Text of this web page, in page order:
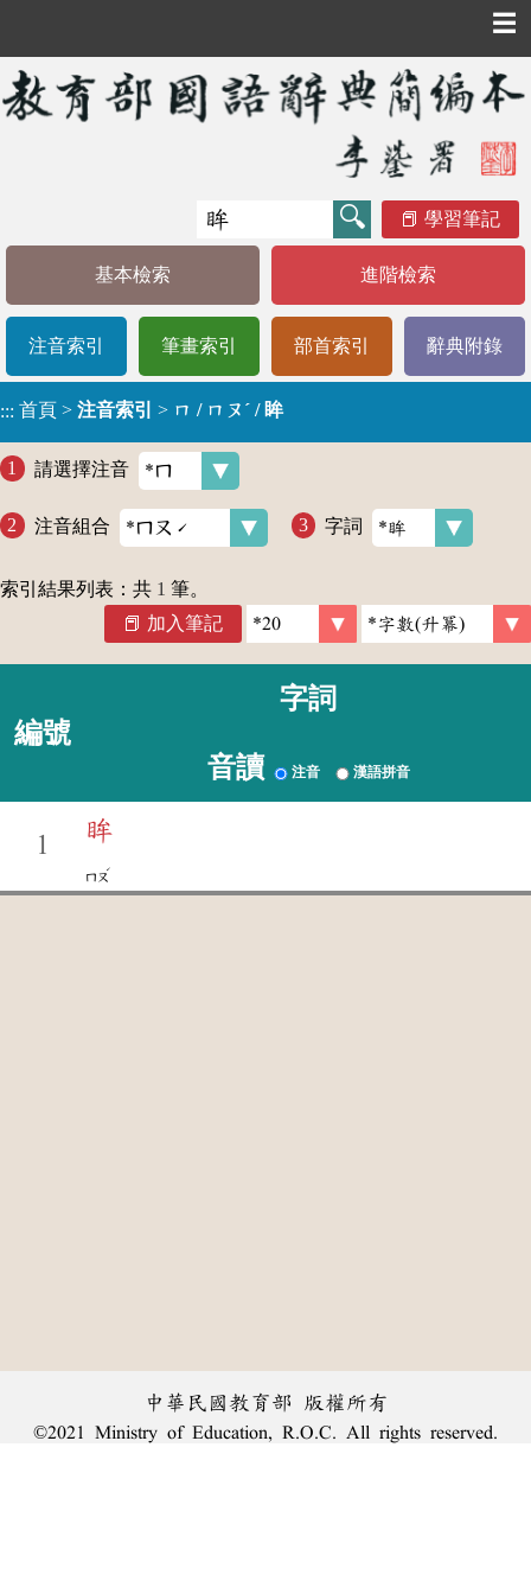
☰
學習筆記
基本檢索 進階檢索
注音索引 筆畫索引 部首索引 辭典附錄
::: 首頁 > 注音索引 > ㄇ / ㄇㄡˊ / 眸
請選擇注音
注音組合 字詞
索引結果列表：共 1 筆。
加入筆記
編號
字詞
音讀 注音 漢語拼音
1
眸
ㄇㄡ
ˊ
中華民國教育部 版權所有
©2021 Ministry of Education, R.O.C. All rights reserved.